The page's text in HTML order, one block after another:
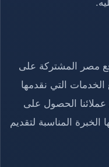
مصر المشتركة على
التي نقدمها
الحصول على
المناسبة لتقديم